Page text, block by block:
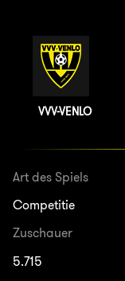
VVV-VENLO
Art des Spiels
Competitie
Zuschauer
5.715